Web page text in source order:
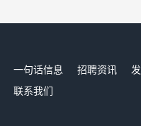
一句话信息 招聘资讯
联系我们